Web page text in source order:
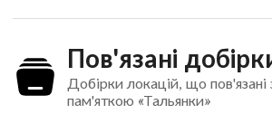
Пов'язані
Добірки локацій, що пов'язані
пам'яткою «Тальянки»